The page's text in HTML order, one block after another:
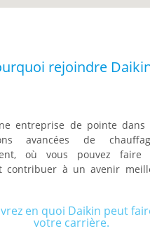
rejoindre
entreprise de pointe dans
avancées de
où vous pouvez faire
contribuer à un avenir
en quoi Daikin peut
votre carrière.